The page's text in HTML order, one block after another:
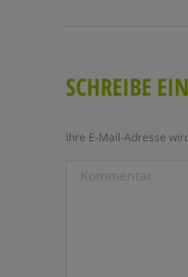
SCHREIBE
Ihre E-Mail-Adresse
Kommentar